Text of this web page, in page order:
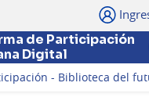
de Participación
Digital
- Biblioteca del